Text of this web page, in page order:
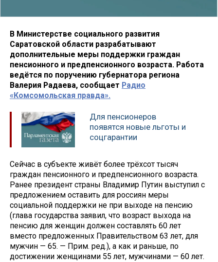
В Министерстве социального развития
Саратовской области разрабатывают
дополнительные меры поддержки граждан
пенсионного и предпенсионного возраста. Работа
ведётся по поручению губернатора региона
Валерия Радаева, сообщает Радио
«Комсомольская правда».
Для пенсионеров
появятся новые льготы и
соцгарантии
Сейчас в субъекте живёт более трёхсот тысяч
граждан пенсионного и предпенсионного возраста.
Ранее президент страны Владимир Путин выступил с
предложением оставить для россиян меры
социальной поддержки не при выходе на пенсию
(глава государства заявил, что возраст выхода на
пенсию для женщин должен составлять 60 лет
вместо предложенных Правительством 63 лет, для
мужчин — 65. — Прим. ред.), а как и раньше, по
достижении женщинами 55 лет, мужчинами — 60 лет.